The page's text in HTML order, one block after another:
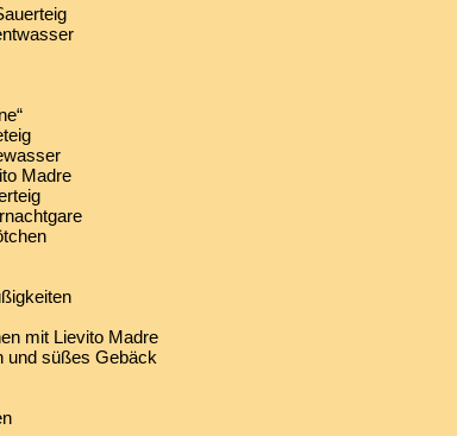
Madre
mit Lievito Madre
und süßes Gebäck